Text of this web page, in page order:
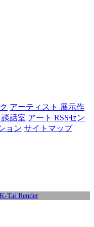
アーティスト 展示作
話室 アート RSSセン
ョン サイトマップ
K-Tai Render